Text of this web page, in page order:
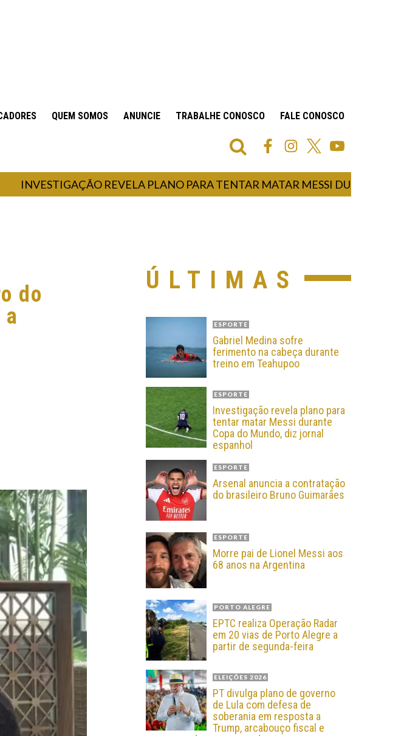
QUEM SOMOS ANUNCIE TRABALHE CONOSCO FALE CONOSCO
REVELA PLANO PARA TENTAR MATAR MESSI DURANTE COPA
do
ÚLTIMAS
ESPORTE
Gabriel Medina sofre
ferimento na cabeça durante
treino em Teahupoo
ESPORTE
Investigação revela plano para
tentar matar Messi durante
Copa do Mundo, diz jornal
espanhol
ESPORTE
Arsenal anuncia a contratação
do brasileiro Bruno Guimarães
ESPORTE
Morre pai de Lionel Messi aos
68 anos na Argentina
PORTO ALEGRE
EPTC realiza Operação Radar
em 20 vias de Porto Alegre a
partir de segunda-feira
ELEIÇÕES 2026
PT divulga plano de governo
de Lula com defesa de
soberania em resposta a
Trump, arcabouço fiscal e